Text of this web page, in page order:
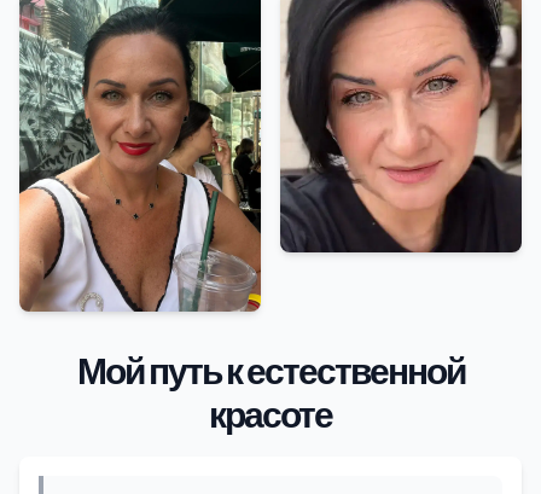
Мой путь к естественной
красоте